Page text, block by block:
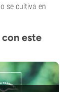
se cultiva en
este